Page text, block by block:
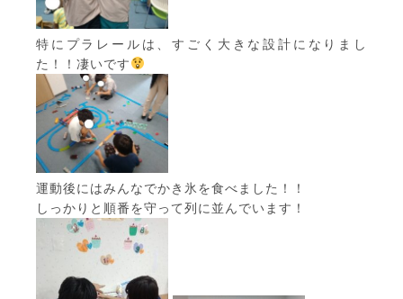
特にプラレールは、すごく大きな設計になりまし
た！！凄いです
運動後にはみんなでかき氷を食べました！！
しっかりと順番を守って列に並んでいます！